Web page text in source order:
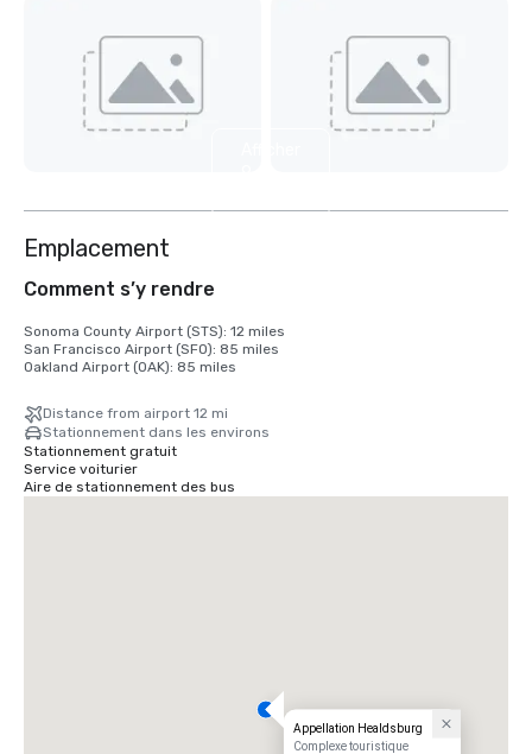
Emplacement
Comment s’y rendre
Sonoma County Airport (STS): 12 miles
San Francisco Airport (SFO): 85 miles
Oakland Airport (OAK): 85 miles
Distance from airport 12 mi
Stationnement dans les environs
Stationnement gratuit
Service voiturier
Aire de stationnement des bus
Appellation Healdsburg
Complexe touristique